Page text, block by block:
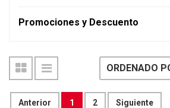
Promociones y Descuento
Anterior 1 2 Siguiente
ORDENADO